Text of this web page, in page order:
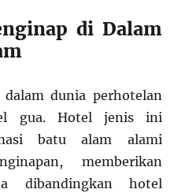
di Dalam
dunia perhotelan
gua. Hotel jenis ini
batu alam alami
memberikan
dibandingkan hotel